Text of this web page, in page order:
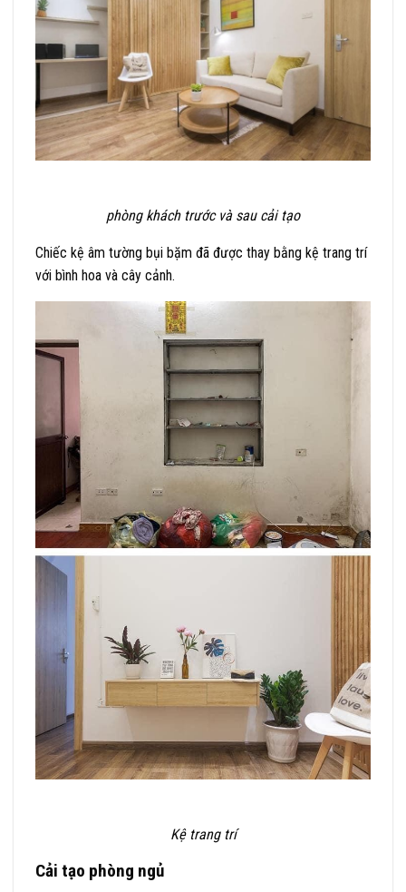
phòng khách trước và sau cải tạo
Chiếc kệ âm tường bụi bặm đã được thay bằng kệ trang trí
với bình hoa và cây cảnh.
Kệ trang trí
Cải tạo phòng ngủ